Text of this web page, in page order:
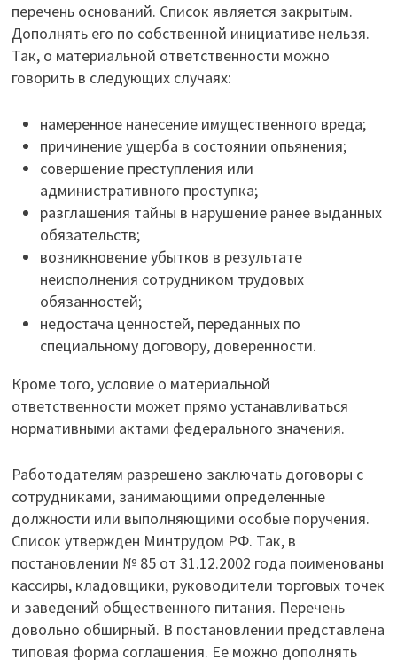
перечень оснований. Список является закрытым.
Дополнять его по собственной инициативе нельзя.
Так, о материальной ответственности можно
говорить в следующих случаях:
намеренное нанесение имущественного вреда;
причинение ущерба в состоянии опьянения;
совершение преступления или
административного проступка;
разглашения тайны в нарушение ранее выданных
обязательств;
возникновение убытков в результате
неисполнения сотрудником трудовых
обязанностей;
недостача ценностей, переданных по
специальному договору, доверенности.
Кроме того, условие о материальной
ответственности может прямо устанавливаться
нормативными актами федерального значения.
Работодателям разрешено заключать договоры с
сотрудниками, занимающими определенные
должности или выполняющими особые поручения.
Список утвержден Минтрудом РФ. Так, в
постановлении № 85 от 31.12.2002 года поименованы
кассиры, кладовщики, руководители торговых точек
и заведений общественного питания. Перечень
довольно обширный. В постановлении представлена
типовая форма соглашения. Ее можно дополнять